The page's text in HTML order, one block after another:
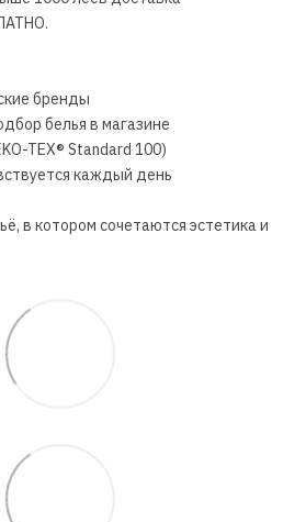
бренды
белья в магазине
TEX® Standard 100)
каждый день
в котором сочетаются эстетика и